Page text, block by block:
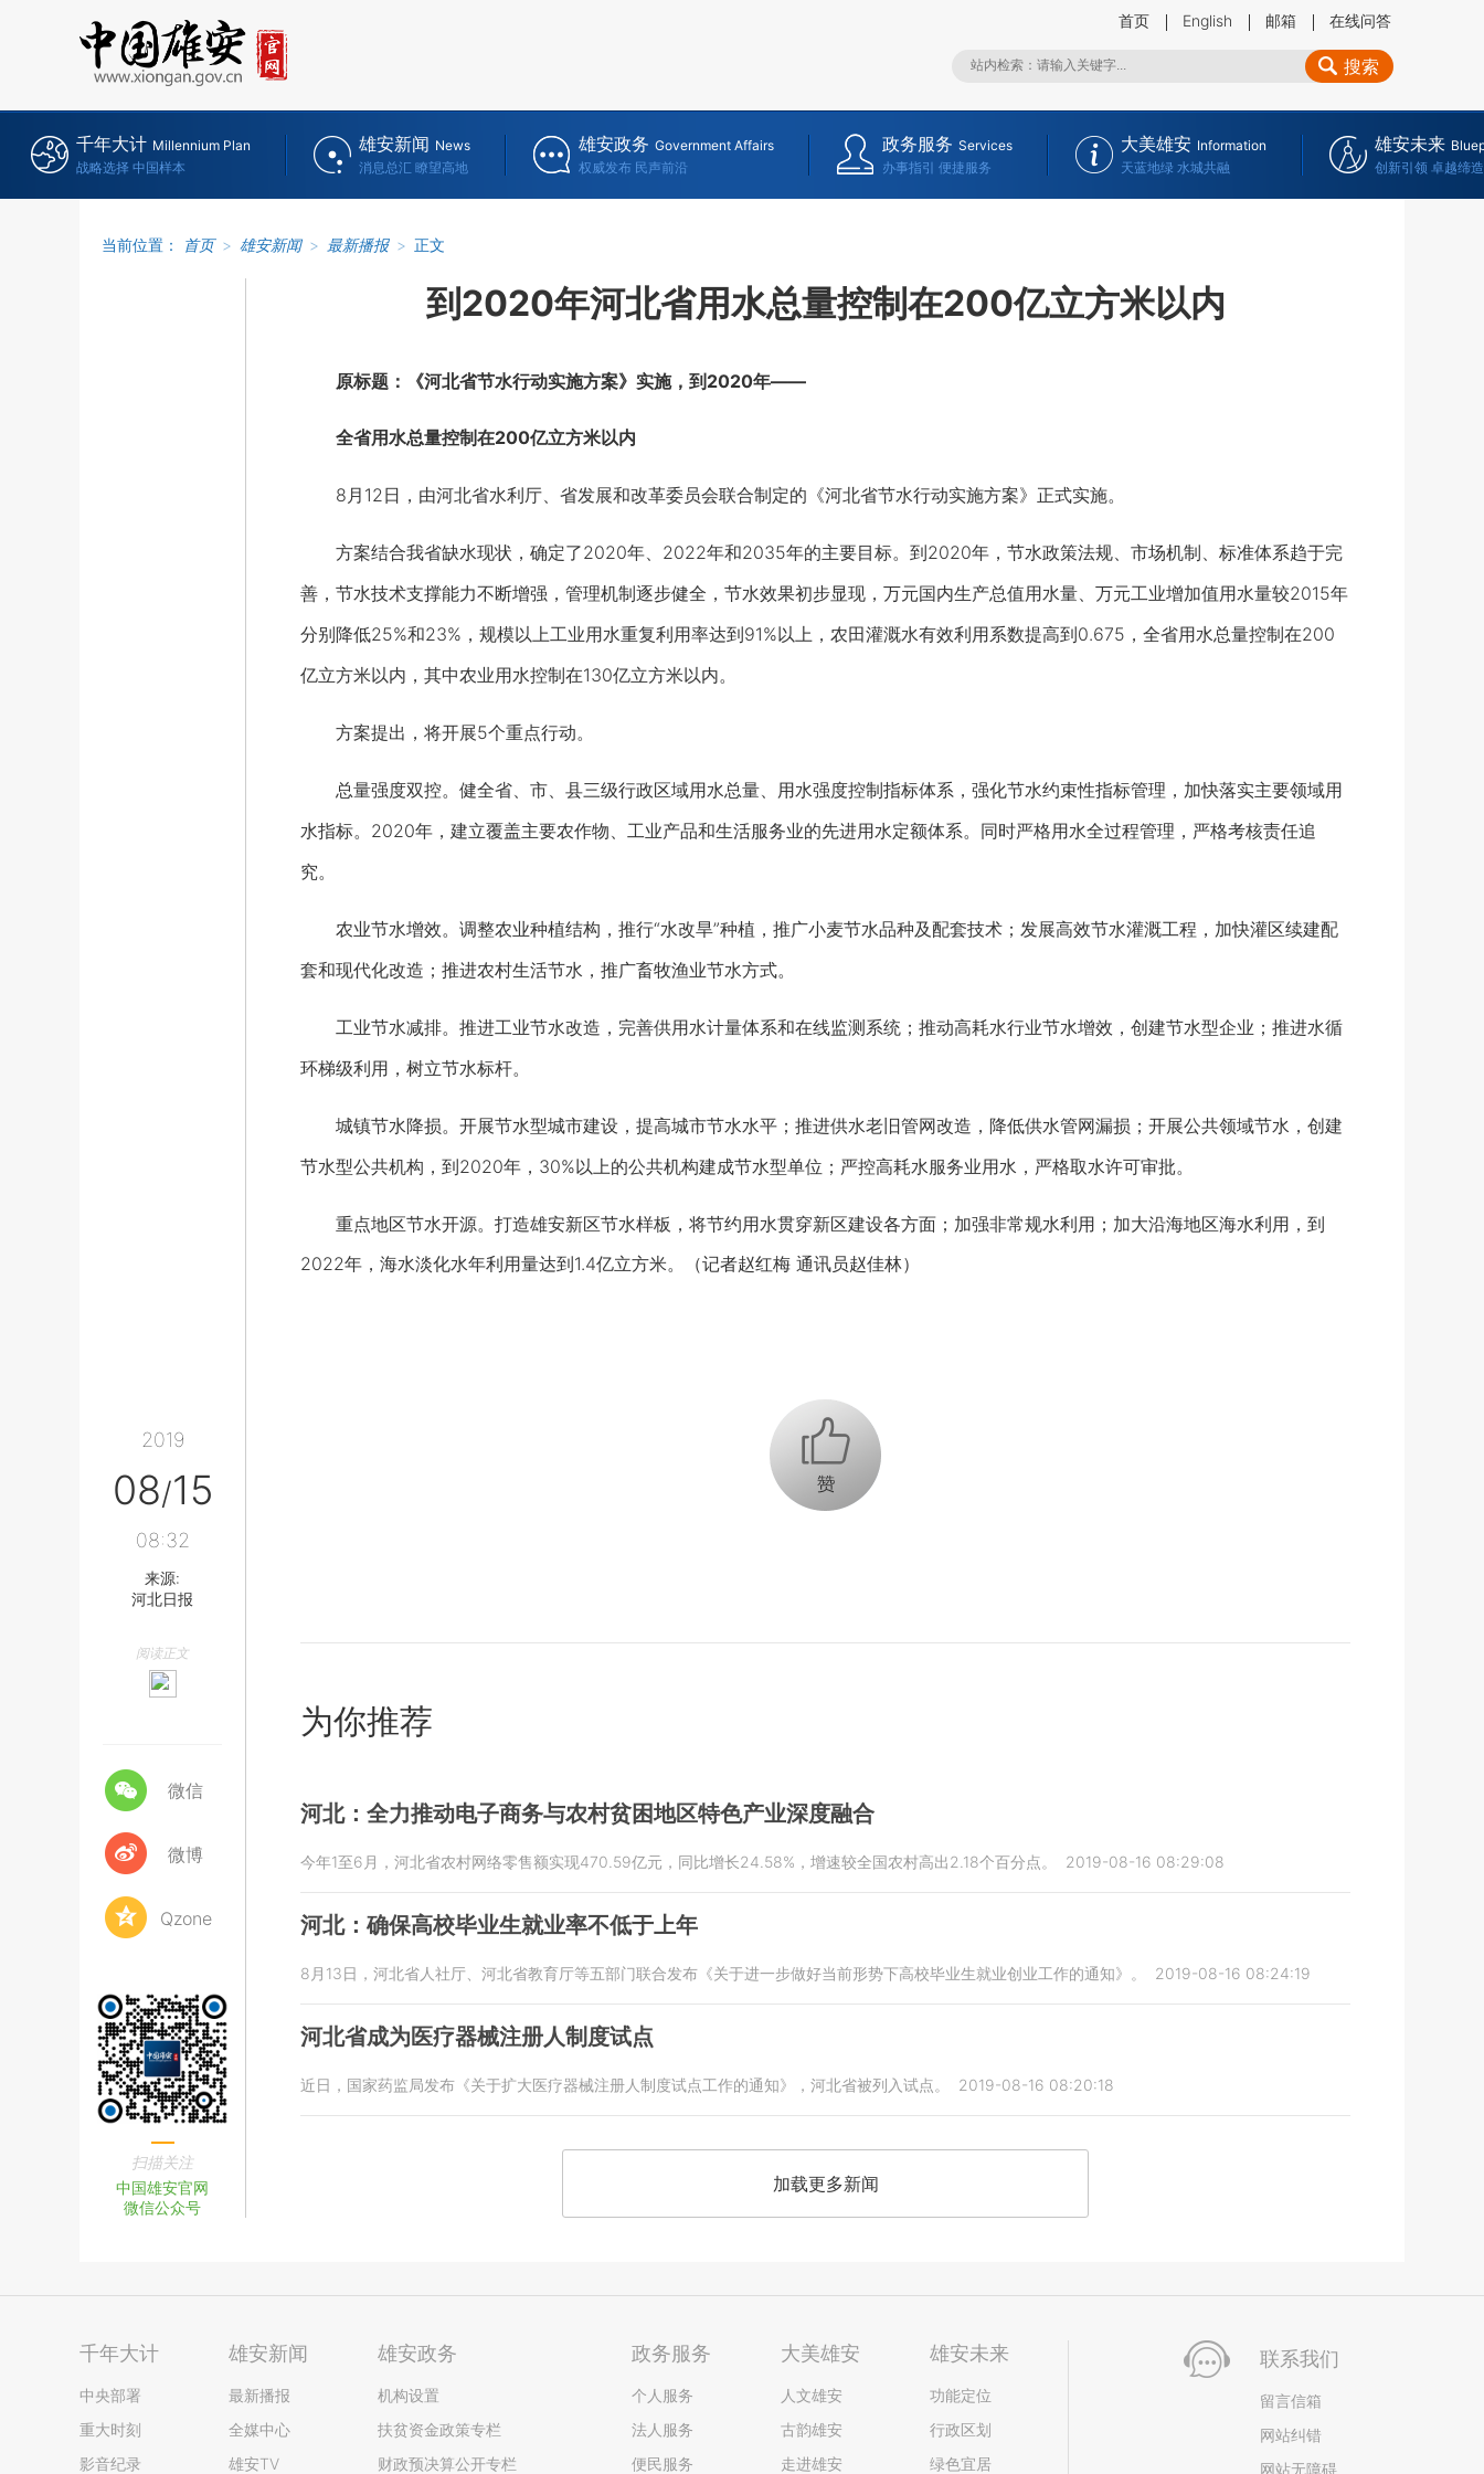
首页 English 邮箱 在线问答
搜索
千年大计 Millennium Plan
战略选择 中国样本
雄安新闻 News
消息总汇 瞭望高地
雄安政务 Government Affairs
权威发布 民声前沿
政务服务 Services
办事指引 便捷服务
大美雄安 Information
天蓝地绿 水城共融
雄安未来
创新引领 卓越缔造
当前位置： 首页 > 雄安新闻 > 最新播报 > 正文
2019
08/15
08:32
来源:
河北日报
阅读正文
微信
微博
Qzone
扫描关注
中国雄安官网
微信公众号
到2020年河北省用水总量控制在200亿立方米以内
原标题：《河北省节水行动实施方案》实施，到2020年——
全省用水总量控制在200亿立方米以内
8月12日，由河北省水利厅、省发展和改革委员会联合制定的《河北省节水行动实施方案》正式实施。
方案结合我省缺水现状，确定了2020年、2022年和2035年的主要目标。到2020年，节水政策法规、市场机制、标准体系趋于完
善，节水技术支撑能力不断增强，管理机制逐步健全，节水效果初步显现，万元国内生产总值用水量、万元工业增加值用水量较2015年
分别降低25%和23%，规模以上工业用水重复利用率达到91%以上，农田灌溉水有效利用系数提高到0.675，全省用水总量控制在200
亿立方米以内，其中农业用水控制在130亿立方米以内。
方案提出，将开展5个重点行动。
总量强度双控。健全省、市、县三级行政区域用水总量、用水强度控制指标体系，强化节水约束性指标管理，加快落实主要领域用
水指标。2020年，建立覆盖主要农作物、工业产品和生活服务业的先进用水定额体系。同时严格用水全过程管理，严格考核责任追
究。
农业节水增效。调整农业种植结构，推行“水改旱”种植，推广小麦节水品种及配套技术；发展高效节水灌溉工程，加快灌区续建配
套和现代化改造；推进农村生活节水，推广畜牧渔业节水方式。
工业节水减排。推进工业节水改造，完善供用水计量体系和在线监测系统；推动高耗水行业节水增效，创建节水型企业；推进水循
环梯级利用，树立节水标杆。
城镇节水降损。开展节水型城市建设，提高城市节水水平；推进供水老旧管网改造，降低供水管网漏损；开展公共领域节水，创建
节水型公共机构，到2020年，30%以上的公共机构建成节水型单位；严控高耗水服务业用水，严格取水许可审批。
重点地区节水开源。打造雄安新区节水样板，将节约用水贯穿新区建设各方面；加强非常规水利用；加大沿海地区海水利用，到
2022年，海水淡化水年利用量达到1.4亿立方米。（记者赵红梅 通讯员赵佳林）
+1
为你推荐
河北：全力推动电子商务与农村贫困地区特色产业深度融合
今年1至6月，河北省农村网络零售额实现470.59亿元，同比增长24.58%，增速较全国农村高出2.18个百分点。 2019-08-16 08:29:08
河北：确保高校毕业生就业率不低于上年
8月13日，河北省人社厅、河北省教育厅等五部门联合发布《关于进一步做好当前形势下高校毕业生就业创业工作的通知》。 2019-08-16 08:24:19
河北省成为医疗器械注册人制度试点
近日，国家药监局发布《关于扩大医疗器械注册人制度试点工作的通知》，河北省被列入试点。 2019-08-16 08:20:18
加载更多新闻
千年大计
中央部署
重大时刻
影音纪录
雄安新闻
最新播报
全媒中心
雄安TV
雄安政务
机构设置
扶贫资金政策专栏
财政预决算公开专栏
政务服务
个人服务
法人服务
便民服务
大美雄安
人文雄安
古韵雄安
走进雄安
雄安未来
功能定位
行政区划
绿色宜居
联系我们
留言信箱
网站纠错
网站无障碍